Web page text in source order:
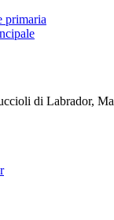
primaria
di Labrador,